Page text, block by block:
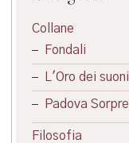
Collane
Fondali
L'Oro dei suoni
Padova
Filosofia